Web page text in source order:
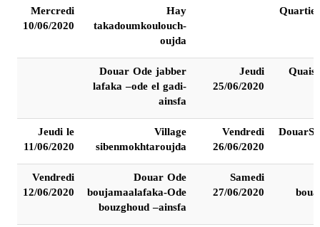
Hay
takadoumkoulouch-
oujda
Mercredi
10/06/2020
Jeudi
25/06/2020
Douar Ode jabber
lafaka –ode el gadi-
ainsfa
Vendredi
26/06/2020
Village
sibenmokhtaroujda
Jeudi le
11/06/2020
Samedi
27/06/2020
Douar Ode
boujamaalafaka-Ode
bouzghoud –ainsfa
Vendredi
12/06/2020